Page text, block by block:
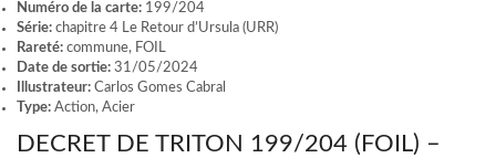
Numéro de la carte: 199/204
Série: chapitre 4 Le Retour d’Ursula (URR)
Rareté: commune, FOIL
Date de sortie: 31/05/2024
Illustrateur: Carlos Gomes Cabral
Type: Action, Acier
DECRET DE TRITON 199/204 (FOIL) –